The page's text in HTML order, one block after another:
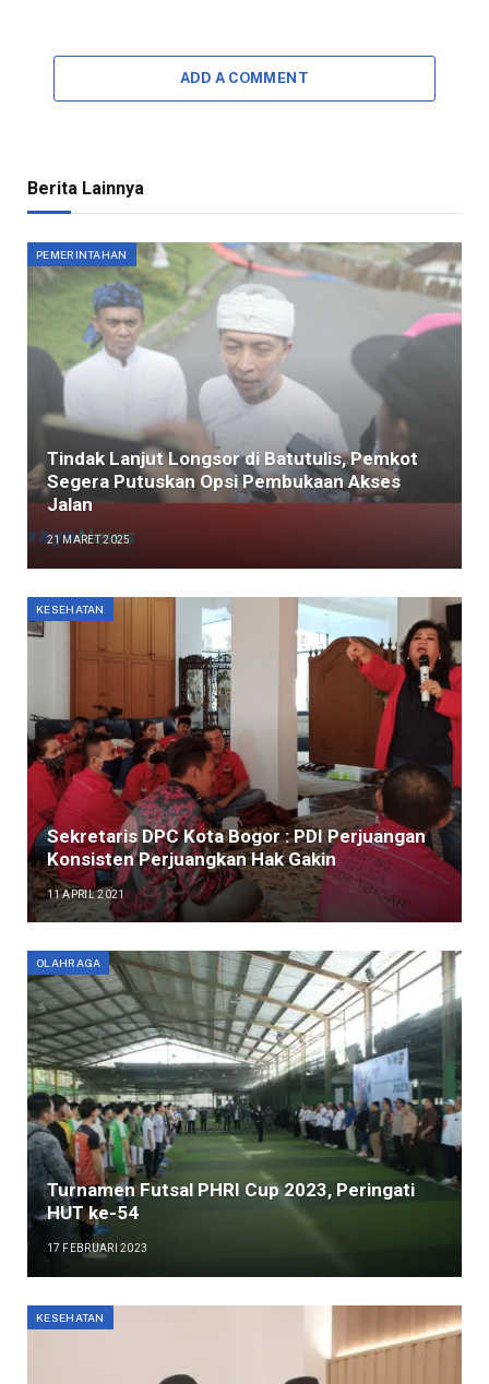
ADD A COMMENT
Berita Lainnya
PEMERINTAHAN
Tindak Lanjut Longsor di Batutulis, Pemkot
Segera Putuskan Opsi Pembukaan Akses
Jalan
21 MARET 2025
KESEHATAN
Sekretaris DPC Kota Bogor : PDI Perjuangan
Konsisten Perjuangkan Hak Gakin
11 APRIL 2021
OLAHRAGA
Turnamen Futsal PHRI Cup 2023, Peringati
HUT ke-54
17 FEBRUARI 2023
KESEHATAN